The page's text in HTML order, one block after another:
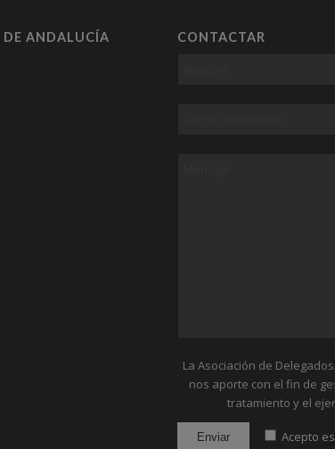
DE ANDALUCÍA CONTACTAR
La Asociación de
nos aporte con el fin de
tratamiento y el
Acepto